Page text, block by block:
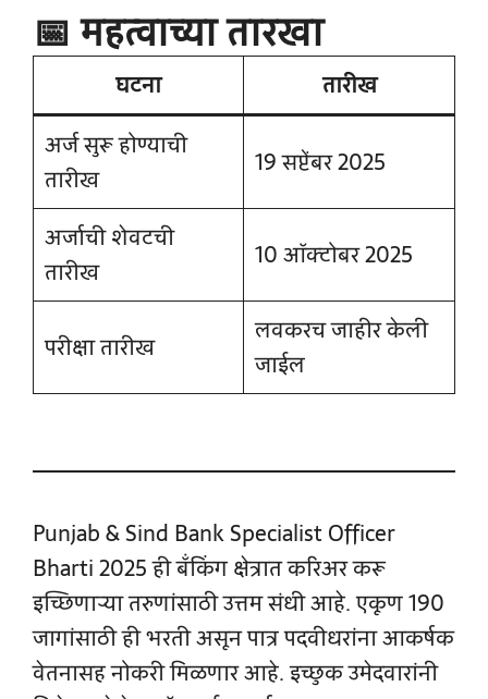
📅 महत्वाच्या तारखा
घटना
तारीख
अर्ज सुरू होण्याची
तारीख
19 सप्टेंबर 2025
अर्जाची शेवटची
तारीख
10 ऑक्टोबर 2025
परीक्षा तारीख
लवकरच जाहीर केली
जाईल
Punjab & Sind Bank Specialist Officer
Bharti 2025 ही बँकिंग क्षेत्रात करिअर करू
इच्छिणाऱ्या तरुणांसाठी उत्तम संधी आहे. एकूण 190
जागांसाठी ही भरती असून पात्र पदवीधरांना आकर्षक
वेतनासह नोकरी मिळणार आहे. इच्छुक उमेदवारांनी